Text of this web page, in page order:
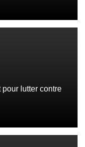
lutter contre